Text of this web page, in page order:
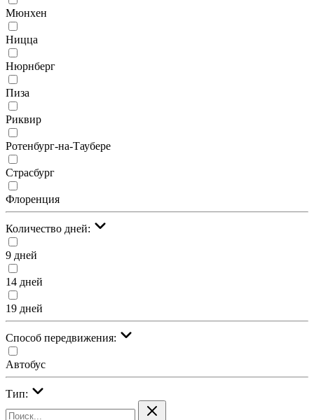
Мюнхен
Ницца
Нюрнберг
Пиза
Риквир
Ротенбург-на-Таубере
Страсбург
Флоренция
Количество дней:
9 дней
14 дней
19 дней
Cпособ передвижения:
Автобус
Тип: